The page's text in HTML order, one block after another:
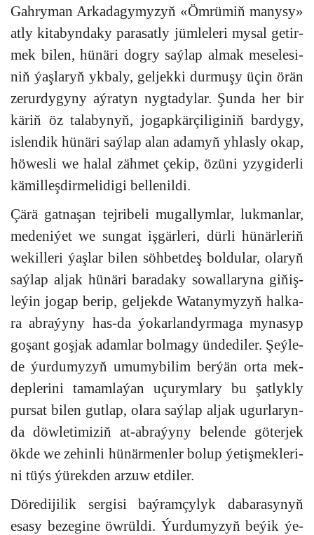
Gahryman Arkadagymyzyň «Öm­rü­miň ma­ny­sy»
at­ly ki­ta­byn­da­ky pa­ra­sat­ly jüm­le­le­ri my­sal ge­tir­
mek bi­len, hü­nä­ri dog­ry saý­lap al­mak me­se­le­si­
niň ýaş­la­ryň yk­ba­ly, gel­jek­ki dur­mu­şy üçin örän
ze­rur­dy­gy­ny aý­ra­tyn nyg­ta­dy­lar. Şun­da her bir
kä­riň öz ta­la­by­nyň, jo­gap­kär­çi­li­gi­niň bar­dy­gy,
is­len­dik hü­nä­ri saý­lap alan ada­myň yh­las­ly okap,
hö­wes­li we ha­lal zäh­met çe­kip, özü­ni yzy­gi­der­li
kä­mil­leş­dir­me­li­di­gi bel­le­nil­di.
Çä­rä gat­na­şan tej­ri­be­li mu­gal­lym­lar, luk­man­lar,
me­de­ni­ýet we sun­gat iş­gär­le­ri, dür­li hü­när­le­riň
we­kil­le­ri ýaş­lar bi­len söh­bet­deş bol­du­lar, ola­ryň
saý­lap al­jak hü­när­i ba­ra­da­ky so­wal­la­ry­na gi­ňiş­
le­ýin jo­gap be­rip, gel­jek­de Wa­ta­ny­my­zyň hal­ka­
ra ab­ra­ýy­ny has-da ýo­kar­lan­dyr­ma­ga my­na­syp
go­şant goş­jak adam­lar bol­ma­gy ün­de­di­ler. Şeý­le-
de ýur­du­my­zyň umu­my­bi­lim ber­ýän or­ta mek­
dep­le­ri­ni ta­mam­la­ýan uçu­rym­la­ry bu şat­lyk­ly
pur­sat bi­len gut­lap, ola­ra saý­lap al­jak ugur­la­ryn­
da döw­le­ti­mi­ziň at-ab­ra­ýy­ny be­len­de gö­ter­jek
ök­de we ze­hin­li hü­när­men­ler bo­lup ýe­tiş­mek­le­ri­
ni tüýs ýü­rek­den ar­zuw et­di­ler.
Dö­re­di­ji­lik ser­gi­si baý­ram­çy­lyk da­ba­ra­sy­nyň
esa­sy be­ze­gi­ne öw­rül­di. Ýur­du­my­zyň be­ýik ýe­